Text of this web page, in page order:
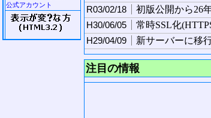
公式アカウント
R03/02/18
初版公開から26
H30/06/05
常時SSL化
H29/04/09
新サーバーに移
注目の情報